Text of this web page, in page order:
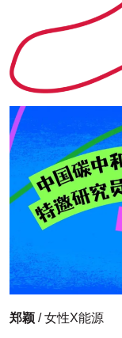
郑颖 / 女性X能源